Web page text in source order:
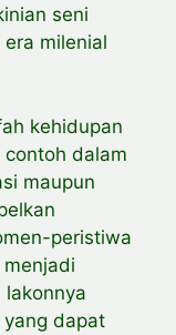
seni
milenial
kehidupan
dalam
maupun
peristiwa
dapat